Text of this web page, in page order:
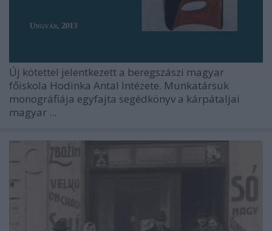
Új kötettel jelentkezett a beregszászi magyar
főiskola Hodinka Antal Intézete. Munkatársuk
monográfiája egyfajta segédkönyv a kárpátaljai
magyar ...